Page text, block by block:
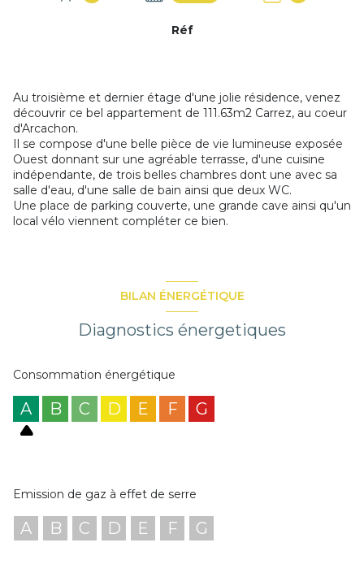
Réf
Au troisième et dernier étage d'une jolie résidence, venez
découvrir ce bel appartement de 111.63m2 Carrez, au coeur
d'Arcachon.
Il se compose d'une belle pièce de vie lumineuse exposée
Ouest donnant sur une agréable terrasse, d'une cuisine
indépendante, de trois belles chambres dont une avec sa
salle d'eau, d'une salle de bain ainsi que deux WC.
Une place de parking couverte, une grande cave ainsi qu'un
local vélo viennent compléter ce bien.
BILAN ÉNERGÉTIQUE
Diagnostics énergetiques
Consommation énergétique
A B C D E F G
Emission de gaz à effet de serre
A B C D E F G